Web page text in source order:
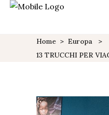
Home > Europa
>
13 TRUCCHI PER